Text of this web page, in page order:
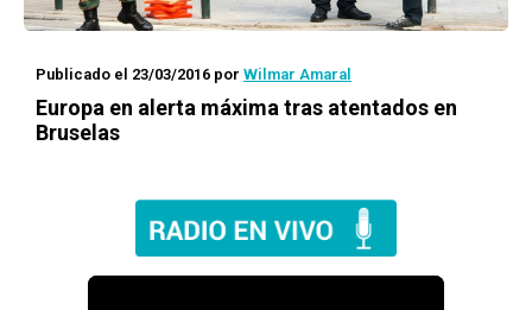
Publicado el 23/03/2016 por Wilmar Amaral
Europa en alerta máxima tras atentados en
Bruselas